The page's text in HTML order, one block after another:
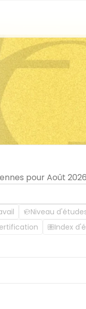
pour Août
Niveau
Index